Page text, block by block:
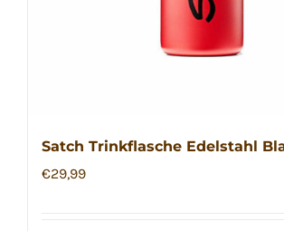
Satch Trinkflasche Edelstahl
€29,99